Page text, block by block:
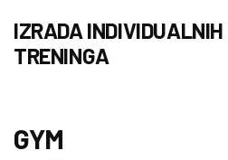
IZRADA
TRENINGA
GYM